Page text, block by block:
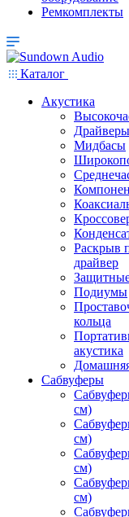
Ремкомплекты
Каталог
Акустика
Драйверы
Мидбасы
Раскрыв
драйвер
Подиумы
кольца
акустика
Сабвуферы
см)
см)
см)
см)